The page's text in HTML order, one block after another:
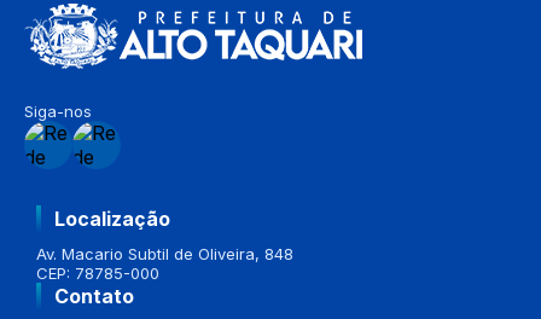
Siga-nos
Localização
Av. Macario Subtil de Oliveira, 848
CEP: 78785-000
Contato